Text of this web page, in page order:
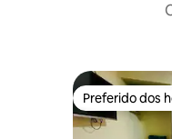
Preferido dos
Preferido dos